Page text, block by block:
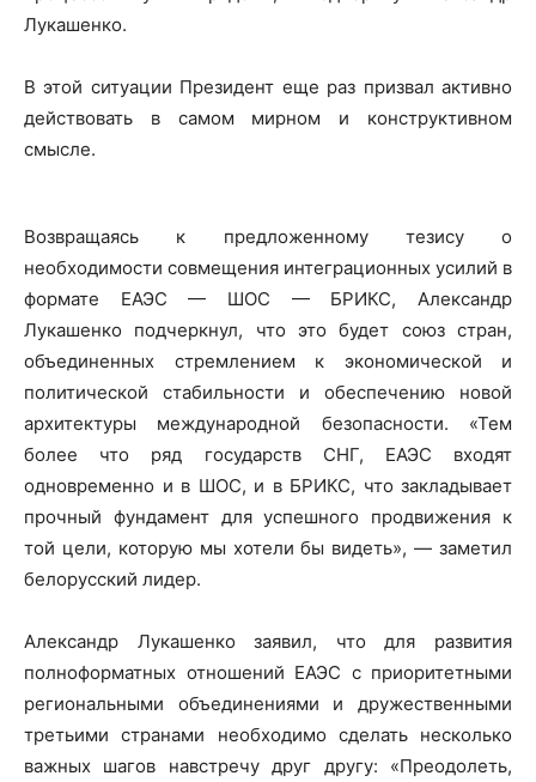
Редакция "ДВ"
Наша гісторыя
Правила использования материалов
Электронные обращения
Лукашенко.
В этой ситуации Президент еще раз призвал активно
действовать в самом мирном и конструктивном
смысле.
Возвращаясь к предложенному тезису о
необходимости совмещения интеграционных усилий в
формате ЕАЭС — ШОС — БРИКС, Александр
Лукашенко подчеркнул, что это будет союз стран,
объединенных стремлением к экономической и
политической стабильности и обеспечению новой
архитектуры международной безопасности. «Тем
более что ряд государств СНГ, ЕАЭС входят
одновременно и в ШОС, и в БРИКС, что закладывает
прочный фундамент для успешного продвижения к
той цели, которую мы хотели бы видеть», — заметил
белорусский лидер.
Александр Лукашенко заявил, что для развития
полноформатных отношений ЕАЭС с приоритетными
региональными объединениями и дружественными
третьими странами необходимо сделать несколько
важных шагов навстречу друг другу: «Преодолеть,